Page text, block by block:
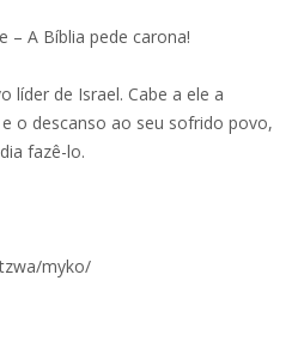
– A Bíblia pede carona!
líder de Israel. Cabe a ele a
o descanso ao seu sofrido povo,
fazê-lo.
myko/